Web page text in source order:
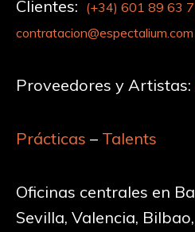
Clientes: (+34) 601 89 63
contratacion@espectalium.com
Proveedores y Artistas:
Prácticas – Talents
Oficinas centrales en
Sevilla, Valencia,